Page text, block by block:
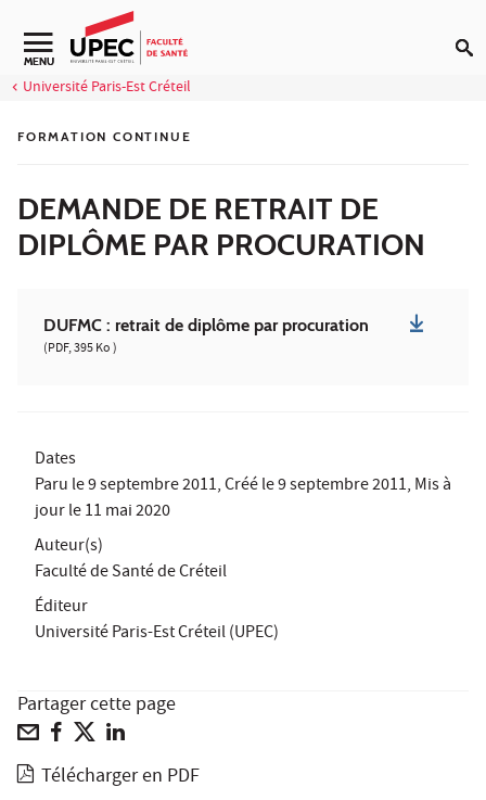
Aller au contenu
Navigation secondaire
MENU
Université Paris-Est Créteil
FORMATION CONTINUE
DEMANDE DE RETRAIT DE
DIPLÔME PAR PROCURATION
DUFMC : retrait de diplôme par procuration
(PDF, 395 Ko )
Dates
Paru le9 septembre 2011, Créé le9 septembre 2011, Mis à
jour le11 mai 2020
Auteur(s)
Faculté de Santé de Créteil
Éditeur
Université Paris-Est Créteil (UPEC)
Partager cette page
Télécharger en PDF